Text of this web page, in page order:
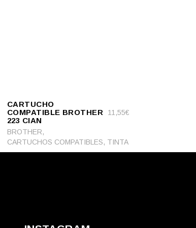
CART
CARTUCHO
COMPATIBLE BROTHER
223 CIAN
11,55€
BROTHER,
CARTUCHOS COMPATIBLES, TINTA